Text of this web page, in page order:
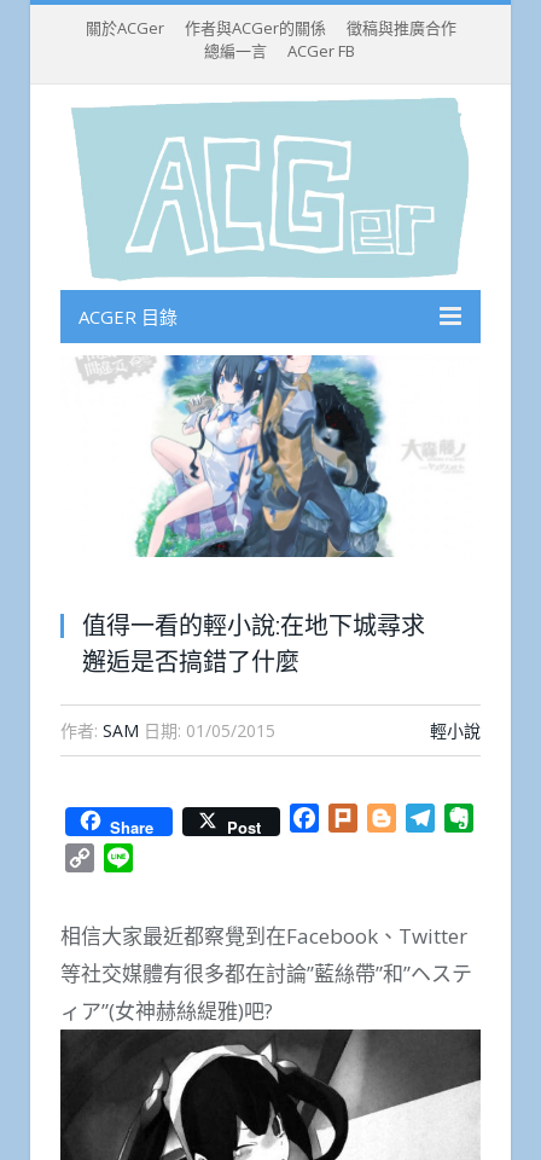
關於ACGer 作者與ACGer的關係
徵稿與推廣合作
總編一言
ACGer FB
ACGER 目錄
值得一看的輕小說:在地下城尋求
邂逅是否搞錯了什麼
作者: SAM 日期: 01/05/2015 輕小說
Share Post Facebook
Plurk BloggerTelegram
Copy
相信大家最近都察覺到在Facebook、Twitter
等社交媒體有很多都在討論”藍絲帶”和”ヘステ
ィア”(女神赫絲緹雅)吧?